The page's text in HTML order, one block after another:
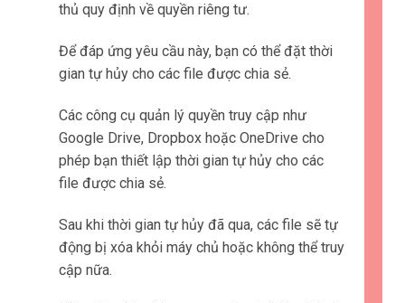
thủ quy định về quyền riêng tư.
Để đáp ứng yêu cầu này, bạn có thể đặt thời
gian tự hủy cho các file được chia sẻ.
Các công cụ quản lý quyền truy cập như
Google Drive, Dropbox hoặc OneDrive cho
phép bạn thiết lập thời gian tự hủy cho các
file được chia sẻ.
Sau khi thời gian tự hủy đã qua, các file sẽ tự
động bị xóa khỏi máy chủ hoặc không thể truy
cập nữa.